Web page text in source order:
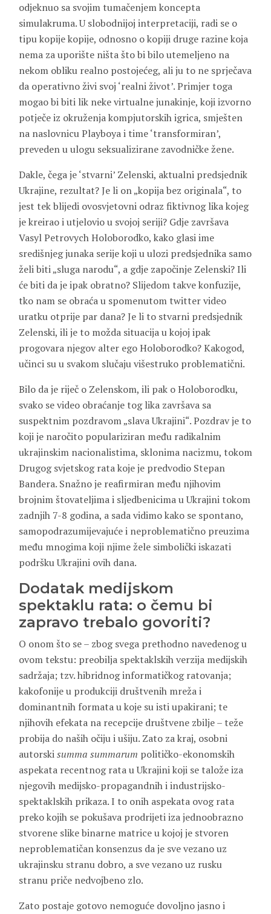
odjeknuo sa svojim tumačenjem koncepta
simulakruma. U slobodnijoj interpretaciji, radi se o
tipu kopije kopije, odnosno o kopiji druge razine koja
nema za uporište ništa što bi bilo utemeljeno na
nekom obliku realno postojećeg, ali ju to ne sprječava
da operativno živi svoj ‘realni život’. Primjer toga
mogao bi biti lik neke virtualne junakinje, koji izvorno
potječe iz okruženja kompjutorskih igrica, smješten
na naslovnicu Playboya i time ‘transformiran’,
preveden u ulogu seksualizirane zavodničke žene.
Dakle, čega je ‘stvarni’ Zelenski, aktualni predsjednik
Ukrajine, rezultat? Je li on „kopija bez originala“, to
jest tek blijedi ovosvjetovni odraz fiktivnog lika kojeg
je kreirao i utjelovio u svojoj seriji? Gdje završava
Vasyl Petrovych Holoborodko, kako glasi ime
središnjeg junaka serije koji u ulozi predsjednika samo
želi biti „sluga narodu“, a gdje započinje Zelenski? Ili
će biti da je ipak obratno? Slijedom takve konfuzije,
tko nam se obraća u spomenutom twitter video
uratku otprije par dana? Je li to stvarni predsjednik
Zelenski, ili je to možda situacija u kojoj ipak
progovara njegov alter ego Holoborodko? Kakogod,
učinci su u svakom slučaju višestruko problematični.
Bilo da je riječ o Zelenskom, ili pak o Holoborodku,
svako se video obraćanje tog lika završava sa
suspektnim pozdravom „slava Ukrajini“. Pozdrav je to
koji je naročito populariziran među radikalnim
ukrajinskim nacionalistima, sklonima nacizmu, tokom
Drugog svjetskog rata koje je predvodio Stepan
Bandera. Snažno je reafirmiran među njihovim
brojnim štovateljima i sljedbenicima u Ukrajini tokom
zadnjih 7-8 godina, a sada vidimo kako se spontano,
samopodrazumijevajuće i neproblematično preuzima
među mnogima koji njime žele simbolički iskazati
podršku Ukrajini ovih dana.
Dodatak medijskom
spektaklu rata: o čemu bi
zapravo trebalo govoriti?
O onom što se – zbog svega prethodno navedenog u
ovom tekstu: preobilja spektaklskih verzija medijskih
sadržaja; tzv. hibridnog informatičkog ratovanja;
kakofonije u produkciji društvenih mreža i
dominantnih formata u koje su isti upakirani; te
njihovih efekata na recepcije društvene zbilje – teže
probija do naših očiju i ušiju. Zato za kraj, osobni
autorskisumma summarum političko-ekonomskih
aspekata recentnog rata u Ukrajini koji se talože iza
njegovih medijsko-propagandnih i industrijsko-
spektaklskih prikaza. I to onih aspekata ovog rata
preko kojih se pokušava prodrijeti iza jednoobrazno
stvorene slike binarne matrice u kojoj je stvoren
neproblematičan konsenzus da je sve vezano uz
ukrajinsku stranu dobro, a sve vezano uz rusku
stranu priče nedvojbeno zlo.
Zato postaje gotovo nemoguće dovoljno jasno i